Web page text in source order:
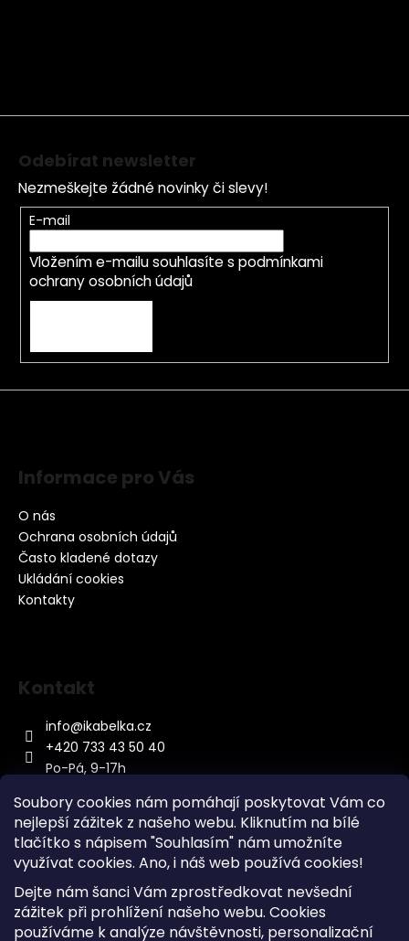
Soubory cookies nám pomáhají poskytovat Vám co
nejlepší zážitek z našeho webu. Kliknutím na bílé
tlačítko s nápisem "Souhlasím" nám umožníte
využívat cookies. Ano, i náš web používá cookies!
Dejte nám šanci Vám zprostředkovat nevšední
zážitek při prohlížení našeho webu. Cookies
používáme k analýze návštěvnosti, personalizační
Odebírat newsletter
Nezmeškejte žádné novinky či slevy!
E-mail
Vložením e-mailu souhlasíte s podmínkami
ochrany osobních údajů
Informace pro Vás
O nás
Ochrana osobních údajů
Často kladené dotazy
Ukládání cookies
Kontakty
Kontakt
info@ikabelka.cz
+420 733 43 50 40
Po-Pá, 9-17h
Kontakt
Sitemap
Doprava a Platba